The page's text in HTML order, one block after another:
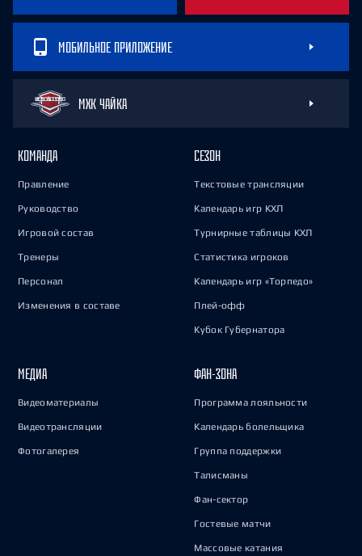
МОБИЛЬНОЕ ПРИЛОЖЕНИЕ
МХК ЧАЙКА
КОМАНДА
Правление
Руководство
Игровой состав
Тренеры
Персонал
Изменения в составе
СЕЗОН
Текстовые трансляции
Календарь игр КХЛ
Турнирные таблицы КХЛ
Статистика игроков
Календарь игр «Торпедо»
Плей-офф
Кубок Губернатора
МЕДИА
Видеоматериалы
Видеотрансляции
Фотогалерея
ФАН-ЗОНА
Программа лояльности
Календарь болельщика
Группа поддержки
Талисманы
Фан-сектор
Гостевые матчи
Массовые катания